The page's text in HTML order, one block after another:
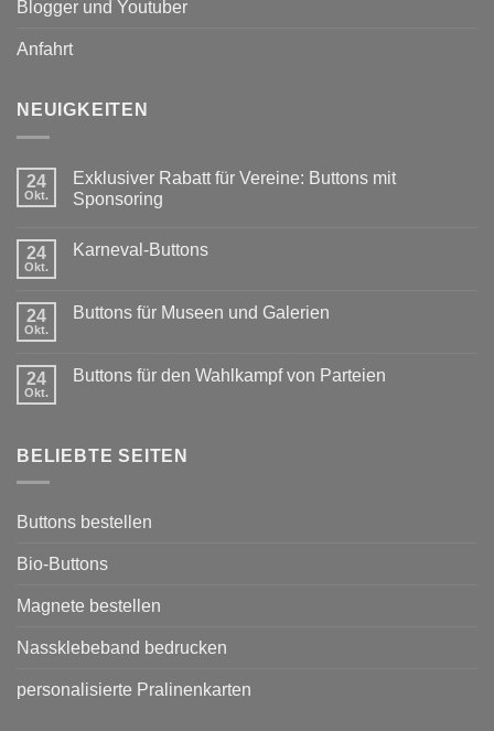
Blogger und Youtuber
Anfahrt
NEUIGKEITEN
24
Okt.
Exklusiver Rabatt für Vereine: Buttons mit
Sponsoring
zu
Vereine:
Buttons
24
Okt.
Karneval-Buttons
Karneval-
24
Okt.
Buttons für Museen und Galerien
Buttons
24
Okt.
Buttons für den Wahlkampf von Parteien
für
Parteien
BELIEBTE SEITEN
Buttons bestellen
Bio-Buttons
Magnete bestellen
Nassklebeband bedrucken
personalisierte Pralinenkarten